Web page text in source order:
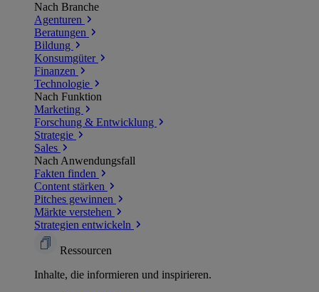
Nach Branche
Agenturen
Beratungen
Bildung
Konsumgüter
Finanzen
Technologie
Nach Funktion
Marketing
Forschung & Entwicklung
Strategie
Sales
Nach Anwendungsfall
Fakten finden
Content stärken
Pitches gewinnen
Märkte verstehen
Strategien entwickeln
Ressourcen
Inhalte, die informieren und inspirieren.